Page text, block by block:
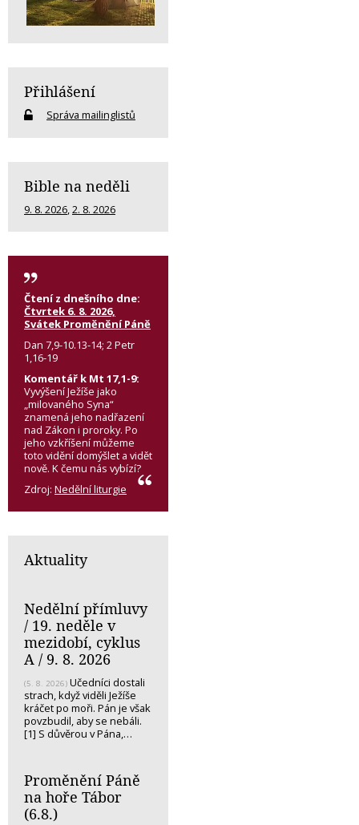
Přihlášení
Správa mailinglistů
Bible na neděli
9. 8. 2026,2. 8. 2026
Čtení z dnešního dne:
Čtvrtek 6. 8. 2026,
Svátek Proměnění Páně
Dan 7,9-10.13-14; 2 Petr
1,16-19
Komentář k Mt 17,1-9:
Vyvýšení Ježíše jako
„milovaného Syna“
znamená jeho nadřazení
nad Zákon i proroky. Po
jeho vzkříšení můžeme
toto vidění domýšlet a vidět
nově. K čemu nás vybízí?
Zdroj: Nedělní liturgie
Aktuality
Nedělní přímluvy
/ 19. neděle v
mezidobí, cyklus
A / 9. 8. 2026
(5. 8. 2026) Učedníci dostali
strach, když viděli Ježíše
kráčet po moři. Pán je však
povzbudil, aby se nebáli.
[1] S důvěrou v Pána,…
Proměnění Páně
na hoře Tábor
(6.8.)